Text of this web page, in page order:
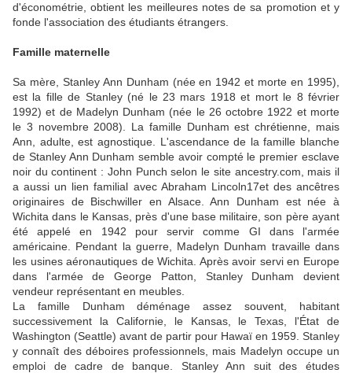
d'économétrie, obtient les meilleures notes de sa promotion et y
fonde l'association des étudiants étrangers.
Famille maternelle
Sa mère, Stanley Ann Dunham (née en 1942 et morte en 1995),
est la fille de Stanley (né le 23 mars 1918 et mort le 8 février
1992) et de Madelyn Dunham (née le 26 octobre 1922 et morte
le 3 novembre 2008). La famille Dunham est chrétienne, mais
Ann, adulte, est agnostique. L'ascendance de la famille blanche
de Stanley Ann Dunham semble avoir compté le premier esclave
noir du continent : John Punch selon le site ancestry.com, mais il
a aussi un lien familial avec Abraham Lincoln17et des ancêtres
originaires de Bischwiller en Alsace. Ann Dunham est née à
Wichita dans le Kansas, près d'une base militaire, son père ayant
été appelé en 1942 pour servir comme GI dans l'armée
américaine. Pendant la guerre, Madelyn Dunham travaille dans
les usines aéronautiques de Wichita. Après avoir servi en Europe
dans l'armée de George Patton, Stanley Dunham devient
vendeur représentant en meubles.
La famille Dunham déménage assez souvent, habitant
successivement la Californie, le Kansas, le Texas, l'État de
Washington (Seattle) avant de partir pour Hawaï en 1959. Stanley
y connaît des déboires professionnels, mais Madelyn occupe un
emploi de cadre de banque. Stanley Ann suit des études